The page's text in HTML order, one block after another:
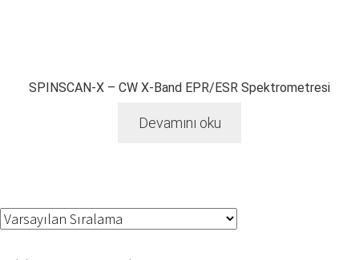
SPINSCAN-X – CW X-Band EPR/ESR Spektrometresi
Devamını oku